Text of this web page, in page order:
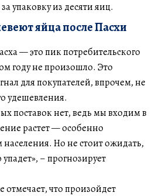
упаковку из десяти яиц.
яйца после Пасхи
— это пик потребительского
году не произошло. Это
для покупателей, впрочем, не
удешевления.
поставок нет, ведь мы входим в
растет — особенно
населения. Но не стоит ожидать,
– прогнозирует
отмечает, что произойдет